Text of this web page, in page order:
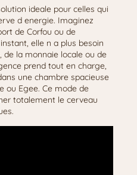
ideale pour celles qui
d energie. Imaginez
de Corfou ou de
elle n a plus besoin
la monnaie locale ou de
prend tout en charge,
une chambre spacieuse
ou Egee. Ce mode de
totalement le cerveau